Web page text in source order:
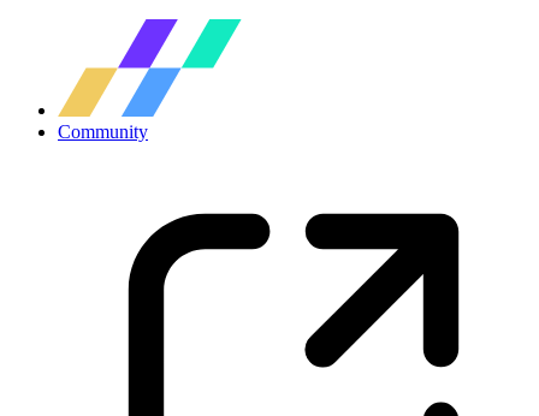
Community